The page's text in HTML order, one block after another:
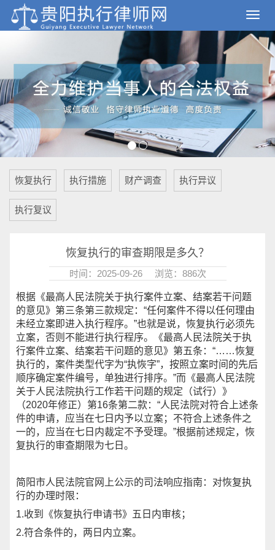
恢复执行 执行措施 财产调查 执行异议
执行复议
恢复执行的审查期限是多久？
时间：2025-09-26 浏览：886次
根据《最高人民法院关于执行案件立案、结案若干问题
的意见》第三条第三款规定：“任何案件不得以任何理由
未经立案即进入执行程序。”也就是说，恢复执行必须先
立案，否则不能进行执行程序。《最高人民法院关于执
行案件立案、结案若干问题的意见》第五条：“……恢复
执行的，案件类型代字为“执恢字”，按照立案时间的先后
顺序确定案件编号，单独进行排序。”而《最高人民法院
关于人民法院执行工作若干问题的规定（试行）》
（2020年修正）第16条第二款：“人民法院对符合上述条
件的申请，应当在七日内予以立案；不符合上述条件之
一的，应当在七日内裁定不予受理。”根据前述规定，恢
复执行的审查期限为七日。
简阳市人民法院官网上公示的司法响应指南：对恢复执
行的办理时限：
1.收到《恢复执行申请书》五日内审核；
2.符合条件的，两日内立案。